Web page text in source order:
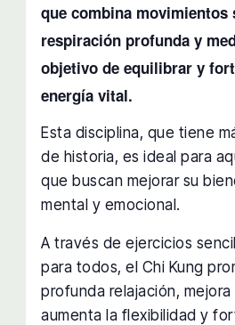
que combina movimientos
respiración profunda y
objetivo de equilibrar y
energía vital.
Esta disciplina, que tiene
de historia, es ideal para
que buscan mejorar su
mental y emocional.
A través de ejercicios
para todos, el Chi Kung
profunda relajación, mejora
aumenta la flexibilidad y